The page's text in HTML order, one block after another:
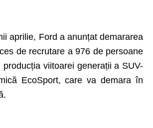
aprilie, Ford a anunțat demararea
de recrutare a 976 de persoane
producția viitoarei generații a SUV-
EcoSport, care va demara în